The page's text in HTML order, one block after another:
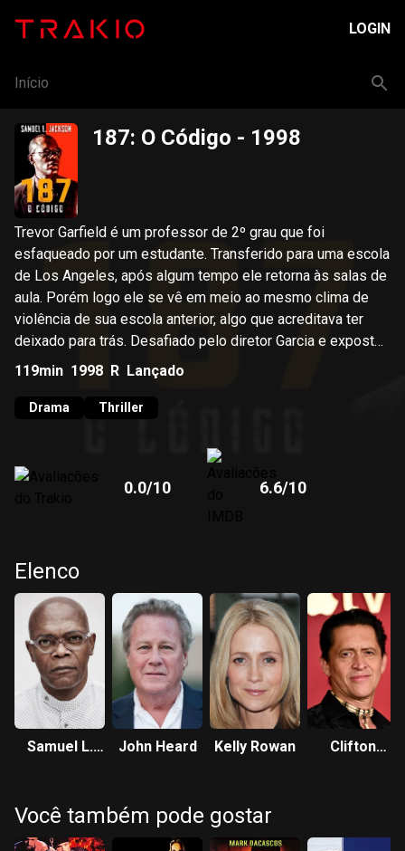
LOGIN
Início
187: O Código - 1998
Trevor Garfield é um professor de 2º grau que foi
esfaqueado por um estudante. Transferido para uma escola
de Los Angeles, após algum tempo ele retorna às salas de
aula. Porém logo ele se vê em meio ao mesmo clima de
violência de sua escola anterior, algo que acreditava ter
deixado para trás. Desafiado pelo diretor Garcia e exposto
aos professores, que sofrem com a destruição do local,
Trevor decide tomar uma atitude heróica frente a situação.
119min 1998 R Lançado
Drama Thriller
0.0/10 6.6/10
Elenco
Samuel L.
John Heard Kelly Rowan
Clifton
Você também pode gostar